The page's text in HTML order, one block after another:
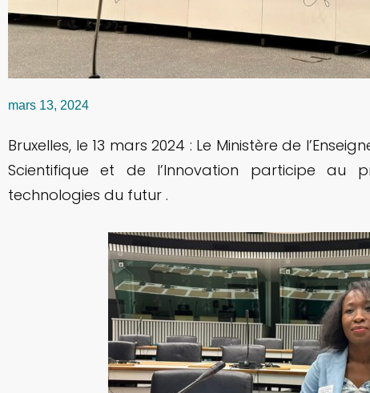
mars 13, 2024
Bruxelles, le 13 mars 2024 : Le Ministère de
Scientifique et de l’Innovation participe au
technologies du futur .